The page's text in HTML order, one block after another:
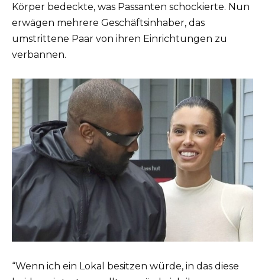
Körper bedeckte, was Passanten schockierte. Nun
erwägen mehrere Geschäftsinhaber, das
umstrittene Paar von ihren Einrichtungen zu
verbannen.
“Wenn ich ein Lokal besitzen würde, in das diese